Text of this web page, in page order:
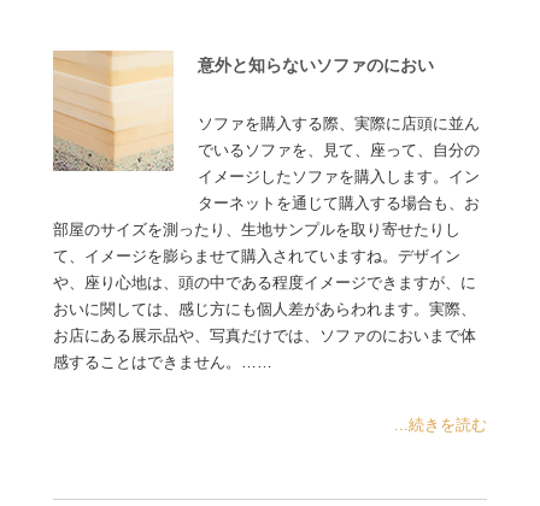
意外と知らないソファのにおい
ソファを購入する際、実際に店頭に並ん
でいるソファを、見て、座って、自分の
イメージしたソファを購入します。イン
ターネットを通じて購入する場合も、お
部屋のサイズを測ったり、生地サンプルを取り寄せたりし
て、イメージを膨らませて購入されていますね。デザイン
や、座り心地は、頭の中である程度イメージできますが、に
おいに関しては、感じ方にも個人差があらわれます。実際、
お店にある展示品や、写真だけでは、ソファのにおいまで体
感することはできません。……
...続きを読む